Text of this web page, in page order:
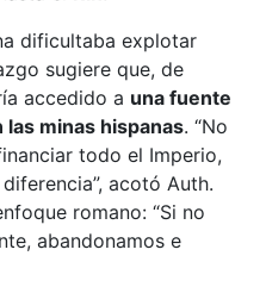
dificultaba explotar
sugiere que, de
accedido a una fuente
minas hispanas. “No
todo el Imperio,
acotó Auth.
romano: “Si no
abandonamos e